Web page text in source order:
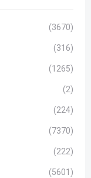
(3670)
(316)
(1265)
(2)
(224)
(7370)
(222)
(5601)